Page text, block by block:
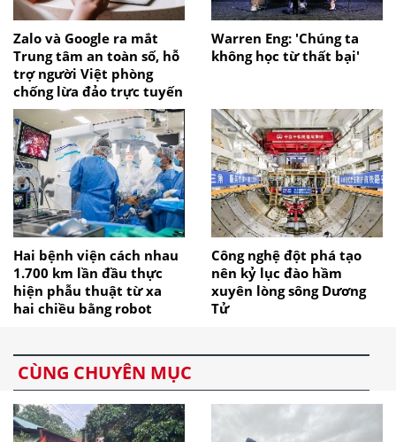
Zalo và Google ra mắt
Trung tâm an toàn số, hỗ
trợ người Việt phòng
chống lừa đảo trực tuyến
Warren Eng: 'Chúng ta
không học từ thất bại'
Hai bệnh viện cách nhau
1.700 km lần đầu thực
hiện phẫu thuật từ xa
hai chiều bằng robot
Công nghệ đột phá tạo
nên kỷ lục đào hầm
xuyên lòng sông Dương
Tử
CÙNG CHUYÊN MỤC